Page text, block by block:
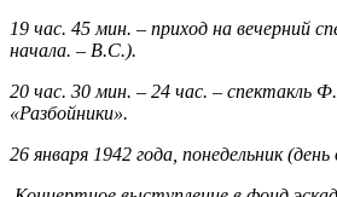
19 час. 45 мин. – приход на вечерний
начала. – В.С.).
20 час. 30 мин. – 24 час. – спектакль
«Разбойники».
26 января 1942 года, понедельник